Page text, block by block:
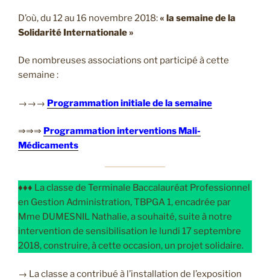
D’où, du 12 au 16 novembre 2018:« la semaine de la
Solidarité Internationale »
De nombreuses associations ont participé à cette
semaine :
→→→ Programmation initiale de la semaine
⇒⇒⇒ Programmation interventions Mali-
Médicaments
♦♦♦ La classe de Terminale Baccalauréat Professionnel
en Gestion Administration, TBPGA 1, encadrée par
Mme DUMESNIL Nathalie, a souhaité, suite à notre
intervention de sensibilisation le lundi 17 septembre
2018, construire, à cette occasion, un projet solidaire.
→ La classe a contribué à l’installation de l’exposition